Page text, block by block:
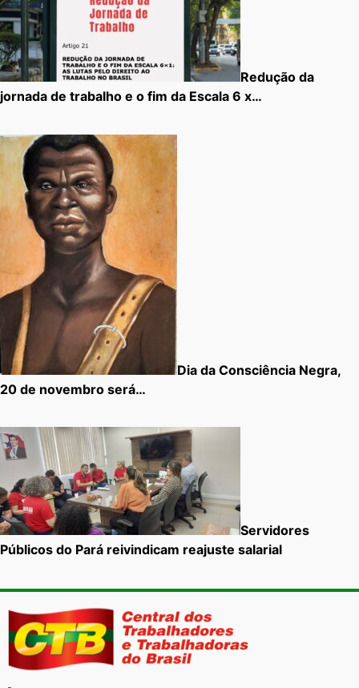
Redução da
jornada de trabalho e o fim da Escala 6 x…
Dia da Consciência Negra,
20 de novembro será…
Servidores
Públicos do Pará reivindicam reajuste salarial